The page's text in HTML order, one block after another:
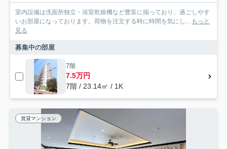
室内設備は洗面所独立・浴室乾燥機など豊富に揃っており、過ごしやす
いお部屋になっております。荷物を注文する時に時間を気にし... もっと
見る
募集中の部屋
7階
7.5万円
7階 / 23.14㎡ / 1K
賃貸マンション